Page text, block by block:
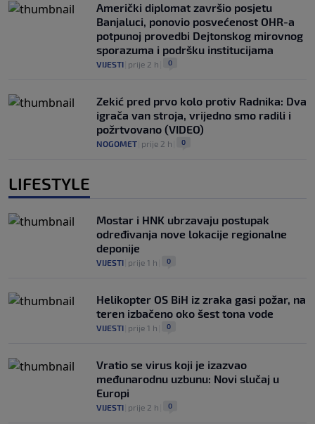
Američki diplomat završio posjetu
Banjaluci, ponovio posvećenost OHR-a
potpunoj provedbi Dejtonskog mirovnog
sporazuma i podršku institucijama
VIJESTI prije 2 h 0
Zekić pred prvo kolo protiv Radnika: Dva
igrača van stroja, vrijedno smo radili i
požrtvovano (VIDEO)
NOGOMET prije 2 h 0
LIFESTYLE
Mostar i HNK ubrzavaju postupak
određivanja nove lokacije regionalne
deponije
VIJESTI prije 1 h 0
Helikopter OS BiH iz zraka gasi požar, na
teren izbačeno oko šest tona vode
VIJESTI prije 1 h 0
Vratio se virus koji je izazvao
međunarodnu uzbunu: Novi slučaj u
Europi
VIJESTI prije 2 h 0